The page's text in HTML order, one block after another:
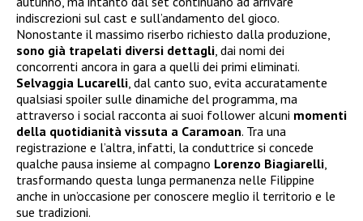
indiscrezioni sul cast e sull’andamento del gioco.
Nonostante il massimo riserbo richiesto dalla produzione,
sono già trapelati diversi dettagli , dai nomi dei
concorrenti ancora in gara a quelli dei primi eliminati.
Selvaggia Lucarelli , dal canto suo, evita accuratamente
qualsiasi spoiler sulle dinamiche del programma, ma
attraverso i social racconta ai suoi follower alcuni momenti
della quotidianità vissuta a Caramoan. Tra una
registrazione e l’altra, infatti, la conduttrice si concede
qualche pausa insieme al compagno Lorenzo Biagiarelli
trasformando questa lunga permanenza nelle Filippine
anche in un’occasione per conoscere meglio il territorio e le
sue tradizioni.